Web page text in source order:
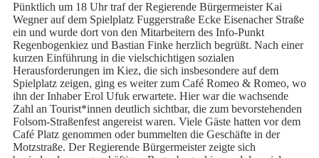
Pünktlich um 18 Uhr traf der Regierende Bürgermeister Kai
Wegner auf dem Spielplatz Fuggerstraße Ecke Eisenacher Straße
ein und wurde dort von den Mitarbeitern des Info-Punkt
Regenbogenkiez und Bastian Finke herzlich begrüßt. Nach einer
kurzen Einführung in die vielschichtigen sozialen
Herausforderungen im Kiez, die sich insbesondere auf dem
Spielplatz zeigen, ging es weiter zum Café Romeo & Romeo, wo
ihn der Inhaber Erol Ufuk erwartete. Hier war die wachsende
Zahl an Tourist*innen deutlich sichtbar, die zum bevorstehenden
Folsom-Straßenfest angereist waren. Viele Gäste hatten vor dem
Café Platz genommen oder bummelten die Geschäfte in der
Motzstraße. Der Regierende Bürgermeister zeigte sich